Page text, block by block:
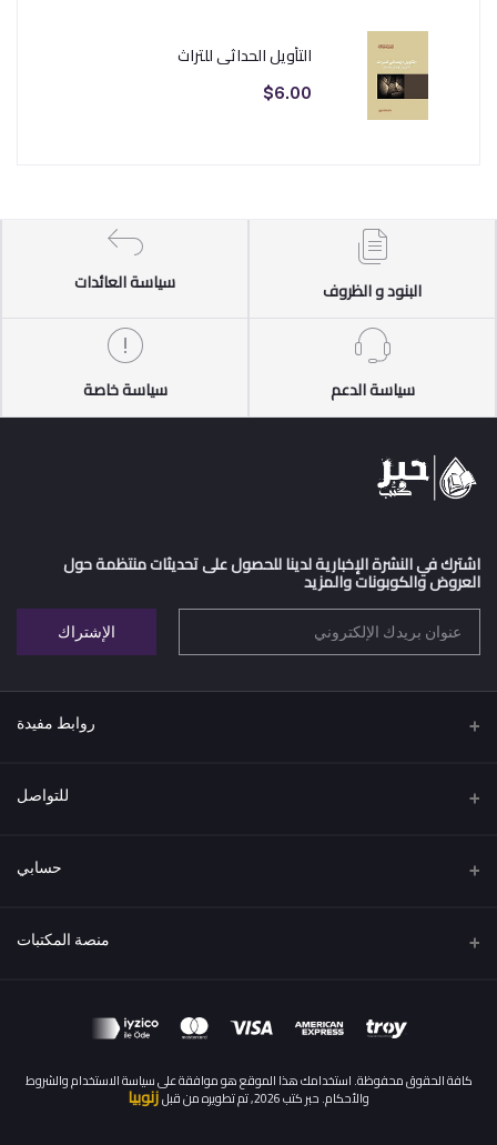
التأويل الحداثي للتراث
$6.00
البنود و الظروف سياسة العائدات
سياسة الدعم سياسة خاصة
اشترك في النشرة الإخبارية لدينا للحصول على تحديثات منتظمة حول
العروض والكوبونات والمزيد
الإشتراك
روابط مفيدة
اتفاقية البيع عن بعد
الشروط والاحكام
المقالات
للتواصل
عنوان
هاتف
info@hebrkutub.com
حسابي
تسجيل الدخول
منصة المكتبات
تسجيل الدخول إلى لوحة تحكم كمكتبة
كافة الحقوق محفوظة. استخدامك هذا الموقع هو موافقة على سياسة الاستخدام والشروط
والأحكام. حبر كتب 2026, تم تطويره من قبل
زنوبيا